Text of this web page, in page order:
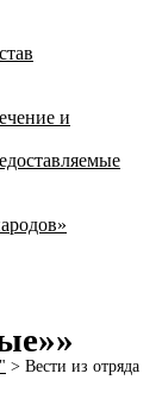
и
> Вести из отряда